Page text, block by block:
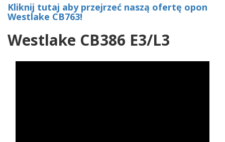
Kliknij tutaj aby przejrzeć naszą ofertę opon
Westlake CB763!
Westlake CB386 E3/L3